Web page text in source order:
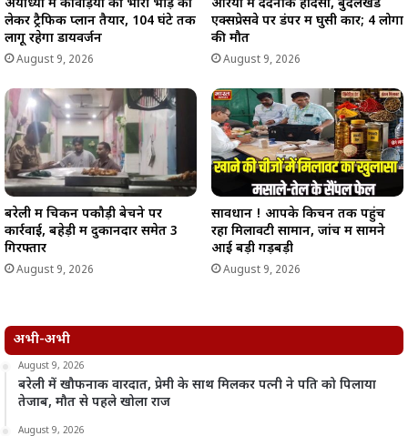
अयोध्या में कांवड़ियों की भारी भीड़ को
लेकर ट्रैफिक प्लान तैयार, 104 घंटे तक
लागू रहेगा डायवर्जन
August 9, 2026
औरैया में दर्दनाक हादसा, बुंदेलखंड
एक्सप्रेसवे पर डंपर में घुसी कार; 4 लोगों
की मौत
August 9, 2026
बरेली में चिकन पकौड़ी बेचने पर
कार्रवाई, बहेड़ी में दुकानदार समेत 3
गिरफ्तार
August 9, 2026
सावधान ! आपके किचन तक पहुंच
रहा मिलावटी सामान, जांच में सामने
आई बड़ी गड़बड़ी
August 9, 2026
अभी-अभी
August 9, 2026
बरेली में खौफनाक वारदात, प्रेमी के साथ मिलकर पत्नी ने पति को पिलाया
तेजाब, मौत से पहले खोला राज
August 9, 2026